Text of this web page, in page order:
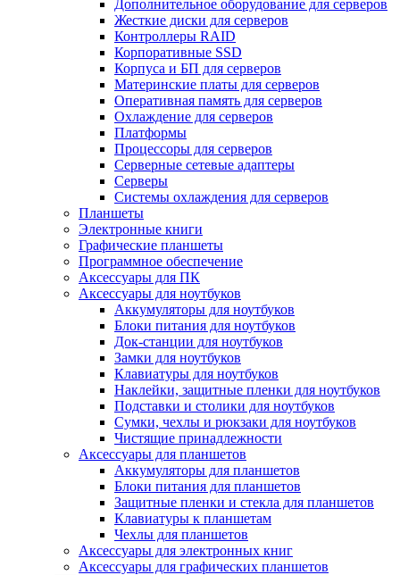
Дополнительное оборудование для серверов
Жесткие диски для серверов
Контроллеры RAID
Корпоративные SSD
Корпуса и БП для серверов
Материнские платы для серверов
Оперативная память для серверов
Охлаждение для серверов
Платформы
Процессоры для серверов
Серверные сетевые адаптеры
Серверы
Системы охлаждения для серверов
Планшеты
Электронные книги
Графические планшеты
Программное обеспечение
Аксессуары для ПК
Аксессуары для ноутбуков
Аккумуляторы для ноутбуков
Блоки питания для ноутбуков
Док-станции для ноутбуков
Замки для ноутбуков
Клавиатуры для ноутбуков
Наклейки, защитные пленки для ноутбуков
Подставки и столики для ноутбуков
Сумки, чехлы и рюкзаки для ноутбуков
Чистящие принадлежности
Аксессуары для планшетов
Аккумуляторы для планшетов
Блоки питания для планшетов
Защитные пленки и стекла для планшетов
Клавиатуры к планшетам
Чехлы для планшетов
Аксессуары для электронных книг
Аксессуары для графических планшетов